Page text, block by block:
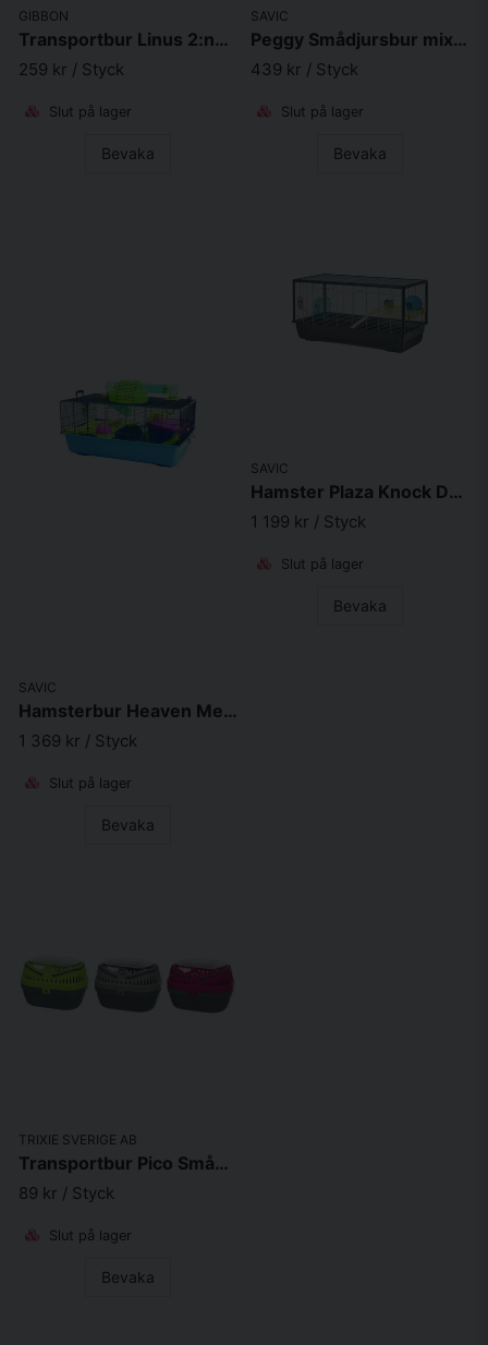
GIBBON
Transportbur Linus 2:nd Life
259 kr / Styck
Slut på lager
Bevaka
SAVIC
Peggy Smådjursbur mixade färger 50x36x28
439 kr / Styck
Slut på lager
Bevaka
SAVIC
Hamsterbur Heaven Metro Blue 80x50x50cm
1 369 kr / Styck
Slut på lager
Bevaka
SAVIC
Hamster Plaza Knock Down Silver 100x50x50cm
1 199 kr / Styck
Slut på lager
Bevaka
TRIXIE SVERIGE AB
Transportbur Pico Smådjur Bl.frg 23x17,5x16cm
89 kr / Styck
Slut på lager
Bevaka